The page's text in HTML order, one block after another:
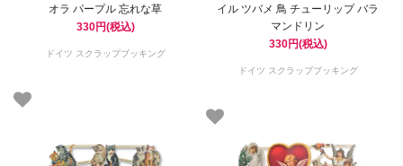
オラ パープル 忘れな草
330円(税込)
ドイツ スクラップブッキング
イル ツバメ 鳥 チューリップ バラ
マンドリン
330円(税込)
ドイツ スクラップブッキング